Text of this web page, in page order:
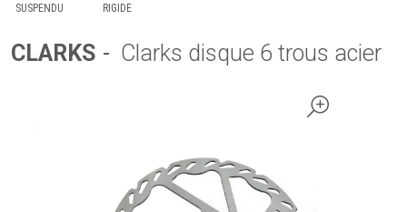
SUSPENDU
RIGIDE
CLARKS - Clarks disque 6 trous acier